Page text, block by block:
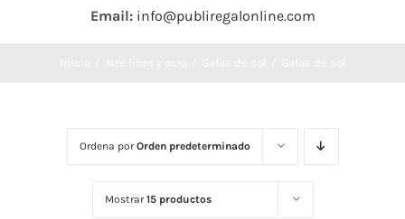
DEPORTES Y OCIO
HERRAMIENTAS
Email: info@publiregalonline.com
Ordena porOrden predeterminado
Mostrar15 productos